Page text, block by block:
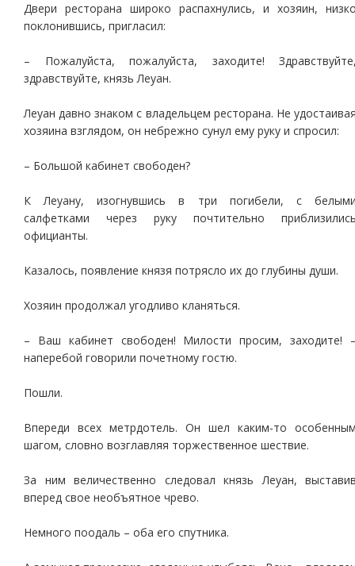
Двери ресторана широко распахнулись, и хозяин,
поклонившись, пригласил:
– Пожалуйста, пожалуйста, заходите!
здравствуйте, князь Леуан.
Леуан давно знаком с владельцем ресторана. Не
хозяина взглядом, он небрежно сунул ему руку и спросил:
– Большой кабинет свободен?
К Леуану, изогнувшись в три погибели, с
салфетками через руку почтительно
официанты.
Казалось, появление князя потрясло их до глубины души.
Хозяин продолжал угодливо кланяться.
– Ваш кабинет свободен! Милости просим, заходите!
наперебой говорили почетному гостю.
Пошли.
Впереди всех метрдотель. Он шел каким-то
шагом, словно возглавляя торжественное шествие.
За ним величественно следовал князь Леуан,
вперед свое необъятное чрево.
Немного поодаль – оба его спутника.